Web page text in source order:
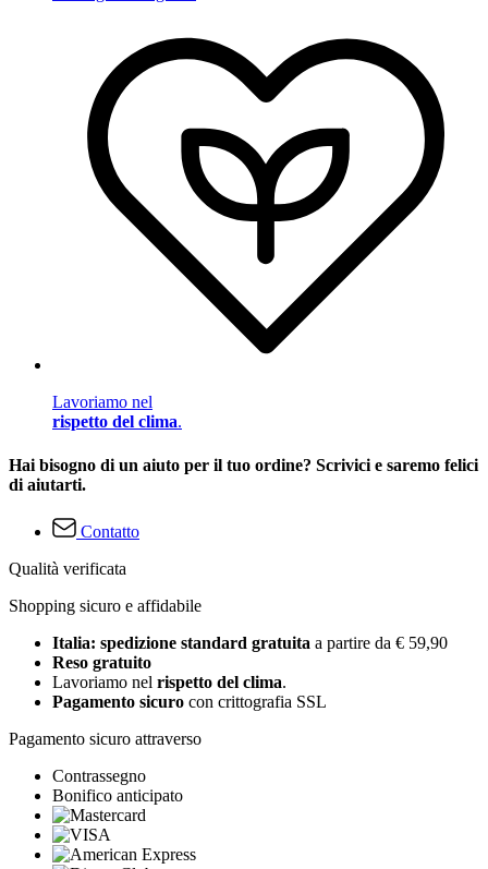
Lavoriamo nel
rispetto del clima.
Hai bisogno di un aiuto per il tuo ordine? Scrivici e saremo felici
di aiutarti.
Contatto
Qualità verificata
Shopping sicuro e affidabile
Italia: spedizione standard gratuita a partire da € 59,90
Reso gratuito
Lavoriamo nel rispetto del clima.
Pagamento sicuro con crittografia SSL
Pagamento sicuro attraverso
Contrassegno
Bonifico anticipato